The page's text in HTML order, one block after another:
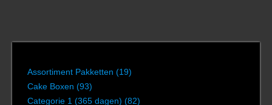
Assortiment Pakketten (19)
Cake Boxen (93)
Categorie 1 (365 dagen) (82)